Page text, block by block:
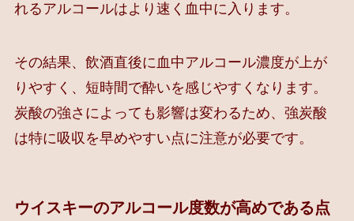
れるアルコールはより速く血中に入ります。
その結果、飲酒直後に血中アルコール濃度が上が
りやすく、短時間で酔いを感じやすくなります。
炭酸の強さによっても影響は変わるため、強炭酸
は特に吸収を早めやすい点に注意が必要です。
ウイスキーのアルコール度数が高めである点